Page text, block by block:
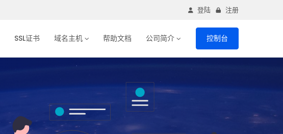
登陆 注册
SSL证书 域名主机 帮助文档 公司简介 控制台